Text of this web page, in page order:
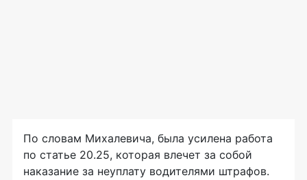
По словам Михалевича, была усилена работа
по статье 20.25, которая влечет за собой
наказание за неуплату водителями штрафов.